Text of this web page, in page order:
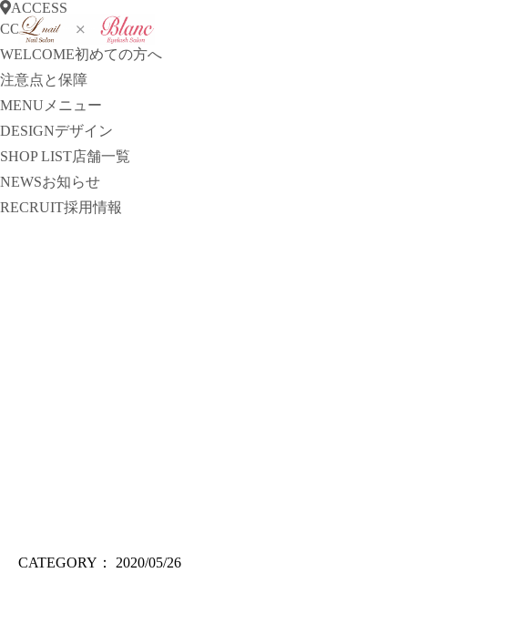
ACCESS
CONCEPT
コンセプト
WELCOME初めての方へ
注意点と保障
MENU メニュー
DESIGNデザイン
SHOP LIST店舗一覧
NEWSお知らせ
RECRUIT採用情報
CATEGORY： 2020/05/26